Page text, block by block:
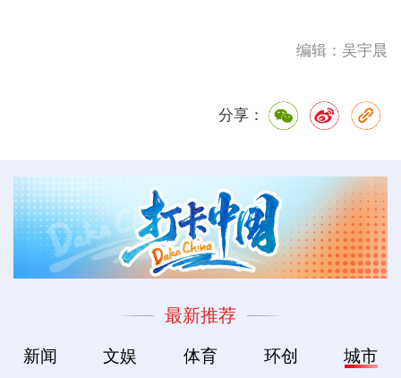
编辑：吴宇晨
分享：
最新推荐
新闻 文娱 体育 环创 城市